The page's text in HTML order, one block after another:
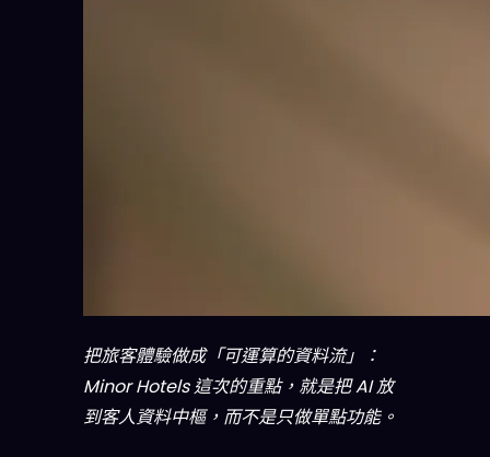
把旅客體驗做成「可運算的資料流」：
Minor Hotels 這次的重點，就是把 AI 放
到客人資料中樞，而不是只做單點功能。